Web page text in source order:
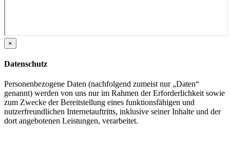
×
Datenschutz
Personenbezogene Daten (nachfolgend zumeist nur „Daten“
genannt) werden von uns nur im Rahmen der Erforderlichkeit sowie
zum Zwecke der Bereitstellung eines funktionsfähigen und
nutzerfreundlichen Internetauftritts, inklusive seiner Inhalte und der
dort angebotenen Leistungen, verarbeitet.